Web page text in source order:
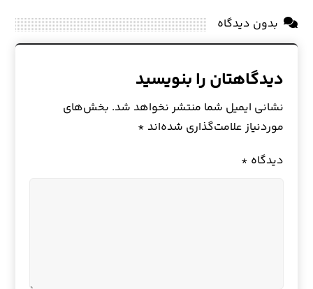
بدون دیدگاه
دیدگاهتان را بنویسید
نشانی ایمیل شما منتشر نخواهد شد. بخش‌های
موردنیاز علامت‌گذاری شده‌اند *
دیدگاه *